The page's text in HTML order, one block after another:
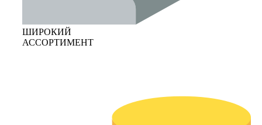
ШИРОКИЙ
АССОРТИМЕНТ